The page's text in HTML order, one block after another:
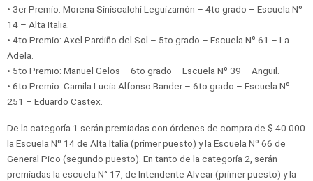
• 3er Premio: Morena Siniscalchi Leguizamón – 4to grado – Escuela Nº
14 – Alta Italia.
• 4to Premio: Axel Pardiño del Sol – 5to grado – Escuela Nº 61 – La
Adela.
• 5to Premio: Manuel Gelos – 6to grado – Escuela Nº 39 – Anguil.
• 6to Premio: Camila Lucia Alfonso Bander – 6to grado – Escuela Nº
251 – Eduardo Castex.
De la categoría 1 serán premiadas con órdenes de compra de $ 40.000
la Escuela Nº 14 de Alta Italia (primer puesto) y la Escuela Nº 66 de
General Pico (segundo puesto). En tanto de la categoría 2, serán
premiadas la escuela N° 17, de Intendente Alvear (primer puesto) y la